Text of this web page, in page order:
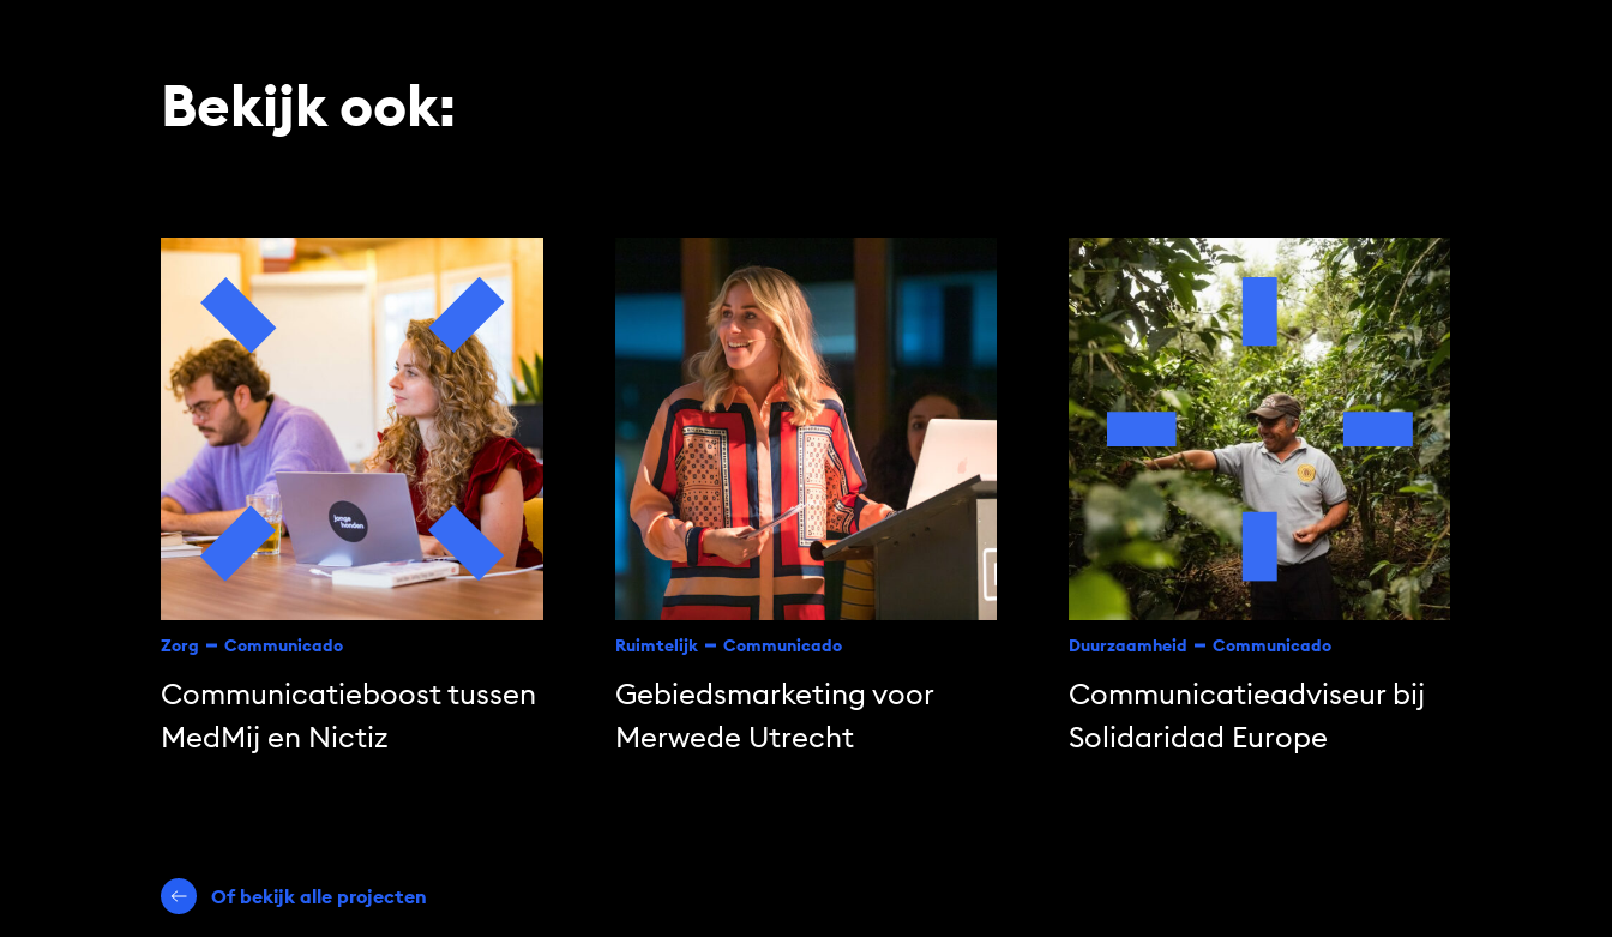
Bekijk ook:
Zorg Communicado
Communicatieboost tussen
MedMij en Nictiz
Ruimtelijk Communicado
Gebiedsmarketing voor
Merwede Utrecht
Duurzaamheid Communicado
Communicatie­adviseur bij
Solidaridad Europe
Of bekijk alle projecten